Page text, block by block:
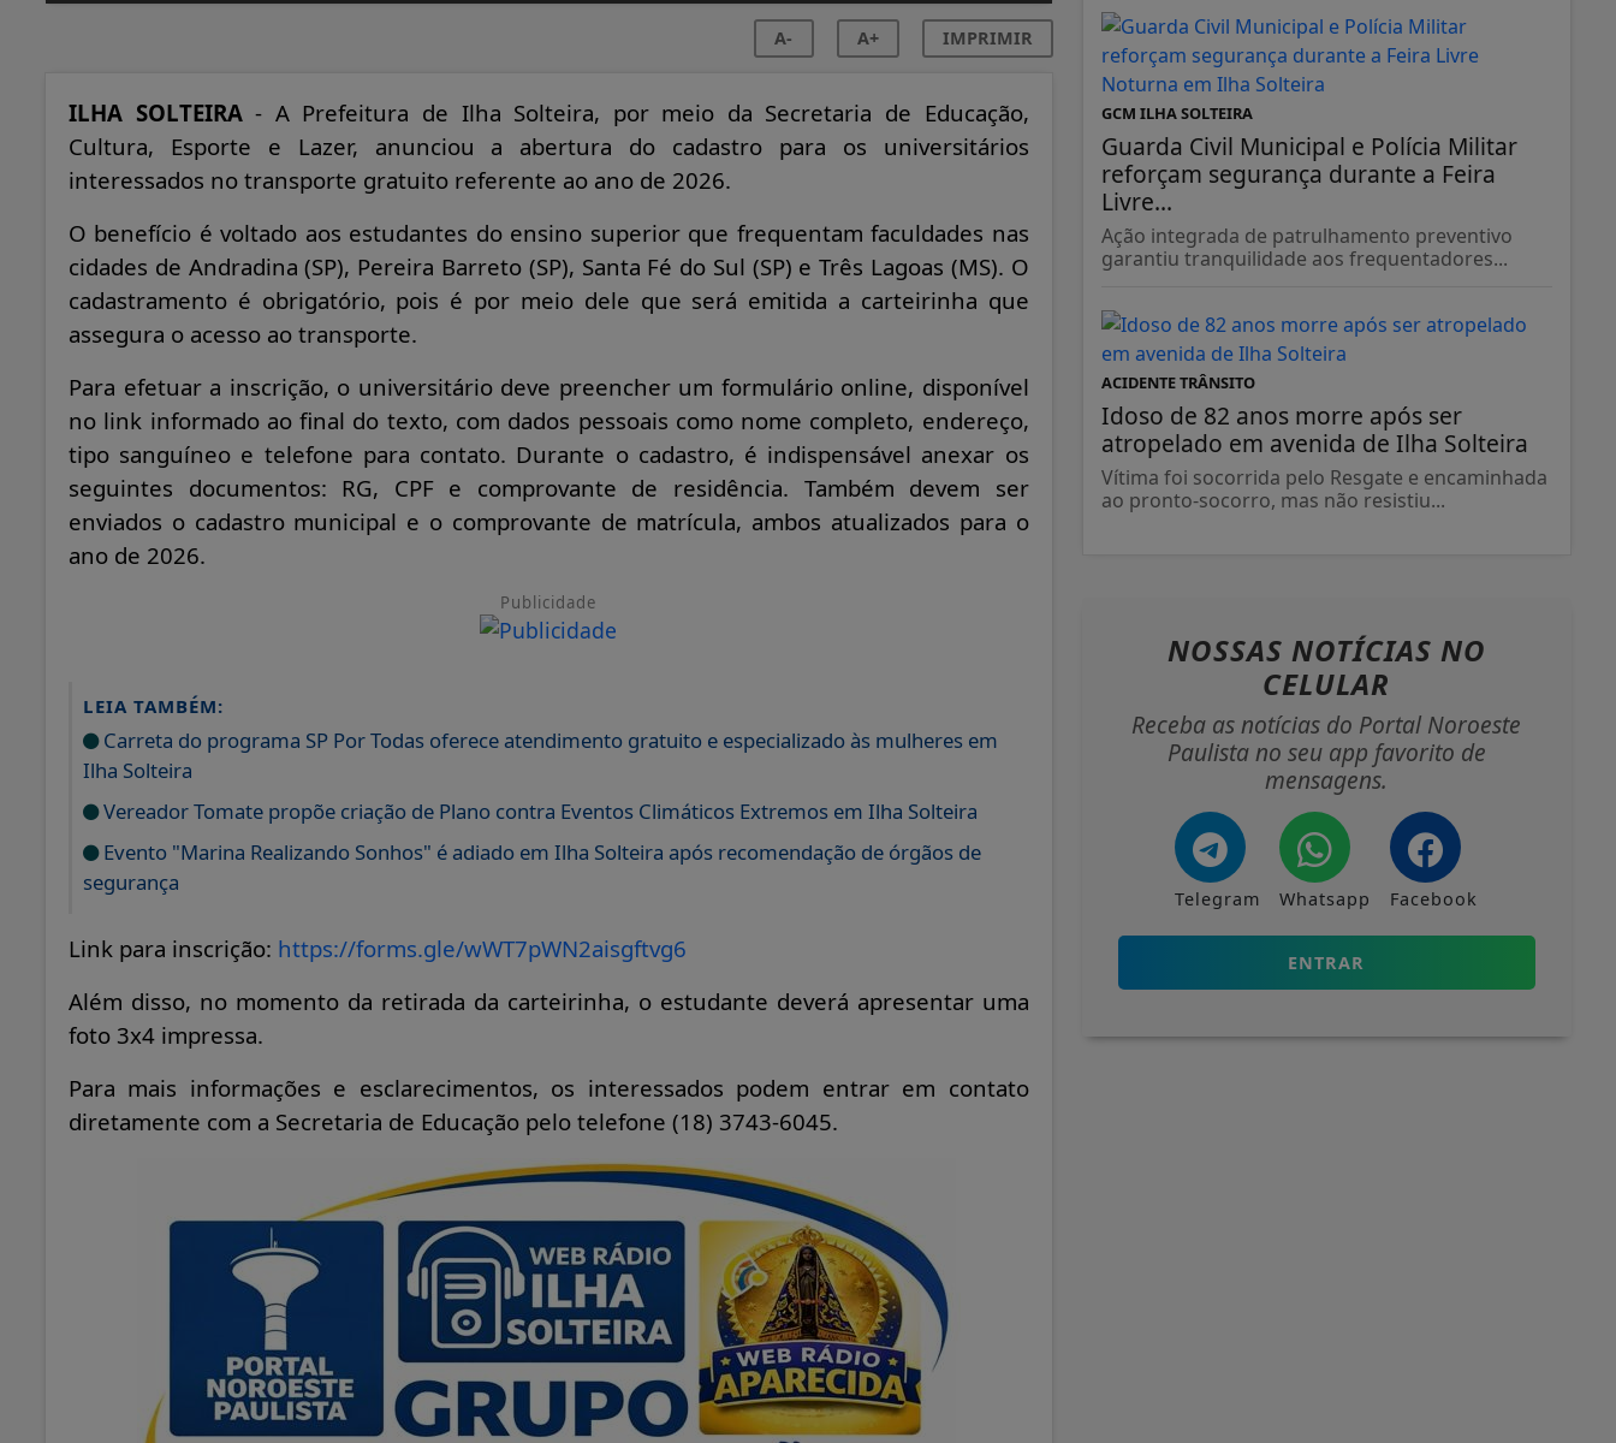
A- A+ IMPRIMIR
ILHA SOLTEIRA- A Prefeitura de Ilha Solteira, por meio da Secretaria de Educação,
Cultura, Esporte e Lazer, anunciou a abertura do cadastro para os universitários
interessados no transporte gratuito referente ao ano de 2026.
O benefício é voltado aos estudantes do ensino superior que frequentam faculdades nas
cidades de Andradina (SP), Pereira Barreto (SP), Santa Fé do Sul (SP) e Três Lagoas (MS). O
cadastramento é obrigatório, pois é por meio dele que será emitida a carteirinha que
assegura o acesso ao transporte.
Para efetuar a inscrição, o universitário deve preencher um formulário online, disponível
no link informado ao final do texto, com dados pessoais como nome completo, endereço,
tipo sanguíneo e telefone para contato. Durante o cadastro, é indispensável anexar os
seguintes documentos: RG, CPF e comprovante de residência. Também devem ser
enviados o cadastro municipal e o comprovante de matrícula, ambos atualizados para o
ano de 2026.
Publicidade
LEIA TAMBÉM:
Carreta do programa SP Por Todas oferece atendimento gratuito e especializado às mulheres em
Ilha Solteira
Vereador Tomate propõe criação de Plano contra Eventos Climáticos Extremos em Ilha Solteira
Evento "Marina Realizando Sonhos" é adiado em Ilha Solteira após recomendação de órgãos de
segurança
Link para inscrição: https://forms.gle/wWT7pWN2aisgftvg6
Além disso, no momento da retirada da carteirinha, o estudante deverá apresentar uma
foto 3x4 impressa.
Para mais informações e esclarecimentos, os interessados podem entrar em contato
diretamente com a Secretaria de Educação pelo telefone (18) 3743-6045.
GCM ILHA SOLTEIRA
Guarda Civil Municipal e Polícia Militar
reforçam segurança durante a Feira
Livre...
Ação integrada de patrulhamento preventivo
garantiu tranquilidade aos frequentadores...
ACIDENTE TRÂNSITO
Idoso de 82 anos morre após ser
atropelado em avenida de Ilha Solteira
Vítima foi socorrida pelo Resgate e encaminhada
ao pronto-socorro, mas não resistiu...
NOSSAS NOTÍCIAS NO
CELULAR
Receba as notícias do Portal Noroeste
Paulista no seu app favorito de
mensagens.
Telegram Whatsapp Facebook
ENTRAR